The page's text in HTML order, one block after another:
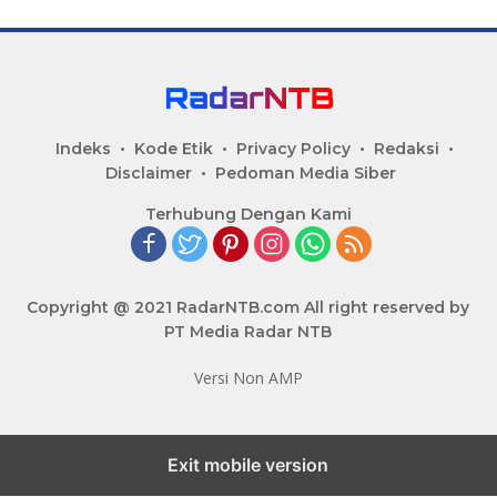
Indeks Kode Etik Privacy Policy
Redaksi
Disclaimer
Pedoman Media Siber
Terhubung Dengan Kami
Copyright @ 2021 RadarNTB.com All right reserved by
PT Media Radar NTB
Versi Non AMP
Exit mobile version